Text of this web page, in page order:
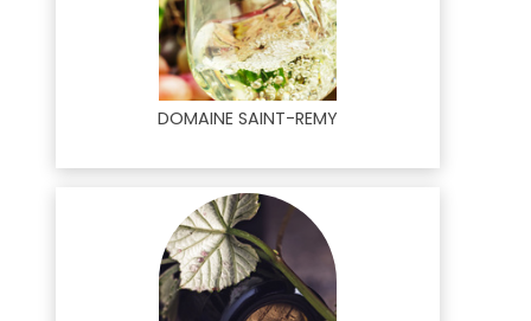
DOMAINE SAINT-REMY